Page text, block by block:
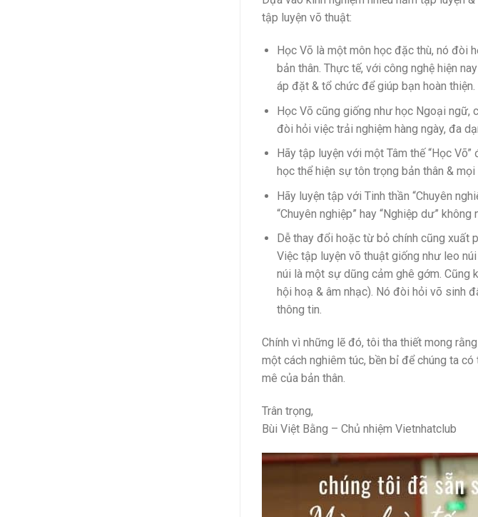
tập luyện võ thuật:
Học Võ là một môn học đặc thù, nó đòi
bản thân. Thực tế, với công nghệ hiện
áp đặt & tổ chức để giúp bạn hoàn thiện.
Học Võ cũng giống như học Ngoại ngữ,
đòi hỏi việc trải nghiệm hàng ngày, đa
Hãy tập luyện với một Tâm thế “Học
học thể hiện sự tôn trọng bản thân &
Hãy luyện tập với Tinh thần “Chuyên
“Chuyên nghiệp” hay “Nghiệp dư”
Dễ thay đổi hoặc từ bỏ chính cũng xuất
Việc tập luyện võ thuật giống như leo
núi là một sự dũng cảm ghê gớm. Cũng
hội hoạ & âm nhạc). Nó đòi hỏi võ sinh
thông tin.
Chính vì những lẽ đó, tôi tha thiết mong
một cách nghiêm túc, bền bỉ để chúng ta
mê của bản thân.
Trân trọng,
Bùi Việt Bằng – Chủ nhiệm Vietnhatclub